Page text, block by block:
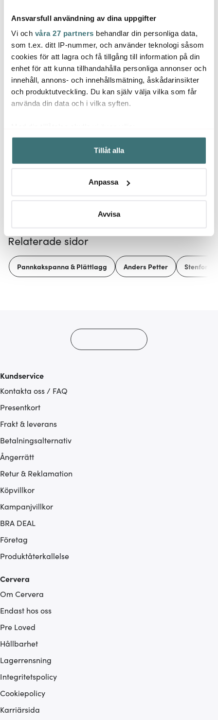
Ansvarsfull användning av dina uppgifter
Vi och våra 27 partners behandlar din personliga data,
som t.ex. ditt IP-nummer, och använder teknologi såsom
cookies för att lagra och få tillgång till information på din
enhet för att kunna tillhandahålla personliga annonser och
innehåll, annons- och innehållsmätning, åskådarinsikter
och produktutveckling. Du kan själv välja vilka som får
använda din data och i vilka syften.
Samla in information om din geografiska plats som
kan ha en noggrannhet på upp till flera meter
Identifiera din enhet genom att aktivt skanna den för
Ta reda på mer om hur dina personliga uppgifter
Du kan ändra eller dra tillbaka ditt samtycke när som
Vi använder cookies för att innehållet och annonserna
ska anpassas efter det som vi tror att du tycker om. Det
gör också att vi kan analysera vår trafik och göra
Tillåt alla
Anpassa
Avvisa
Anders Petter
Backaryd Knivställ med
redskapsförvaring
Bambu
299 kr 499 kr
Anders Petter
Backaryd Pastamaskin
Rostfri
449 kr
Låt dig inspireras av våra kunder
Relaterade sidor
Pannkakspanna & Plättlagg Anders Petter Stenfors
Kundservice
Kontakta oss / FAQ
Presentkort
Frakt & leverans
Betalningsalternativ
Ångerrätt
Retur & Reklamation
Köpvillkor
Kampanjvillkor
BRA DEAL
Företag
Produktåterkallelse
Cervera
Om Cervera
Endast hos oss
Pre Loved
Hållbarhet
Lagerrensning
Integritetspolicy
Cookiepolicy
Karriärsida